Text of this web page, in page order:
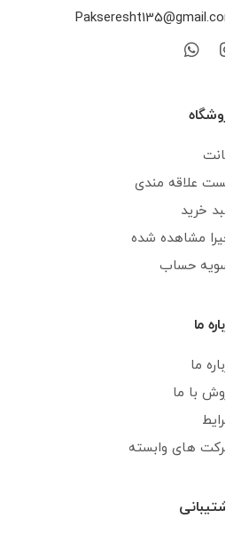
Pakseresht135@gmail.com
فروشگاه
اکانت
لیست علاقه مندی
سبد خرید
اخیرا مشاهده شده
تسویه حساب
درباره ما
درباره ما
فروش با ما
شرایط
شرکت های وابسته
پشتیبانی